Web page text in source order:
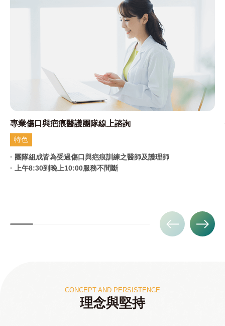
專業傷口與疤痕醫護團隊線上諮詢
特色
· 團隊組成皆為受過傷口與疤痕訓練之醫師及護理師
· 上午8:30到晚上10:00服務不間斷
CONCEPT AND PERSISTENCE
理念與堅持